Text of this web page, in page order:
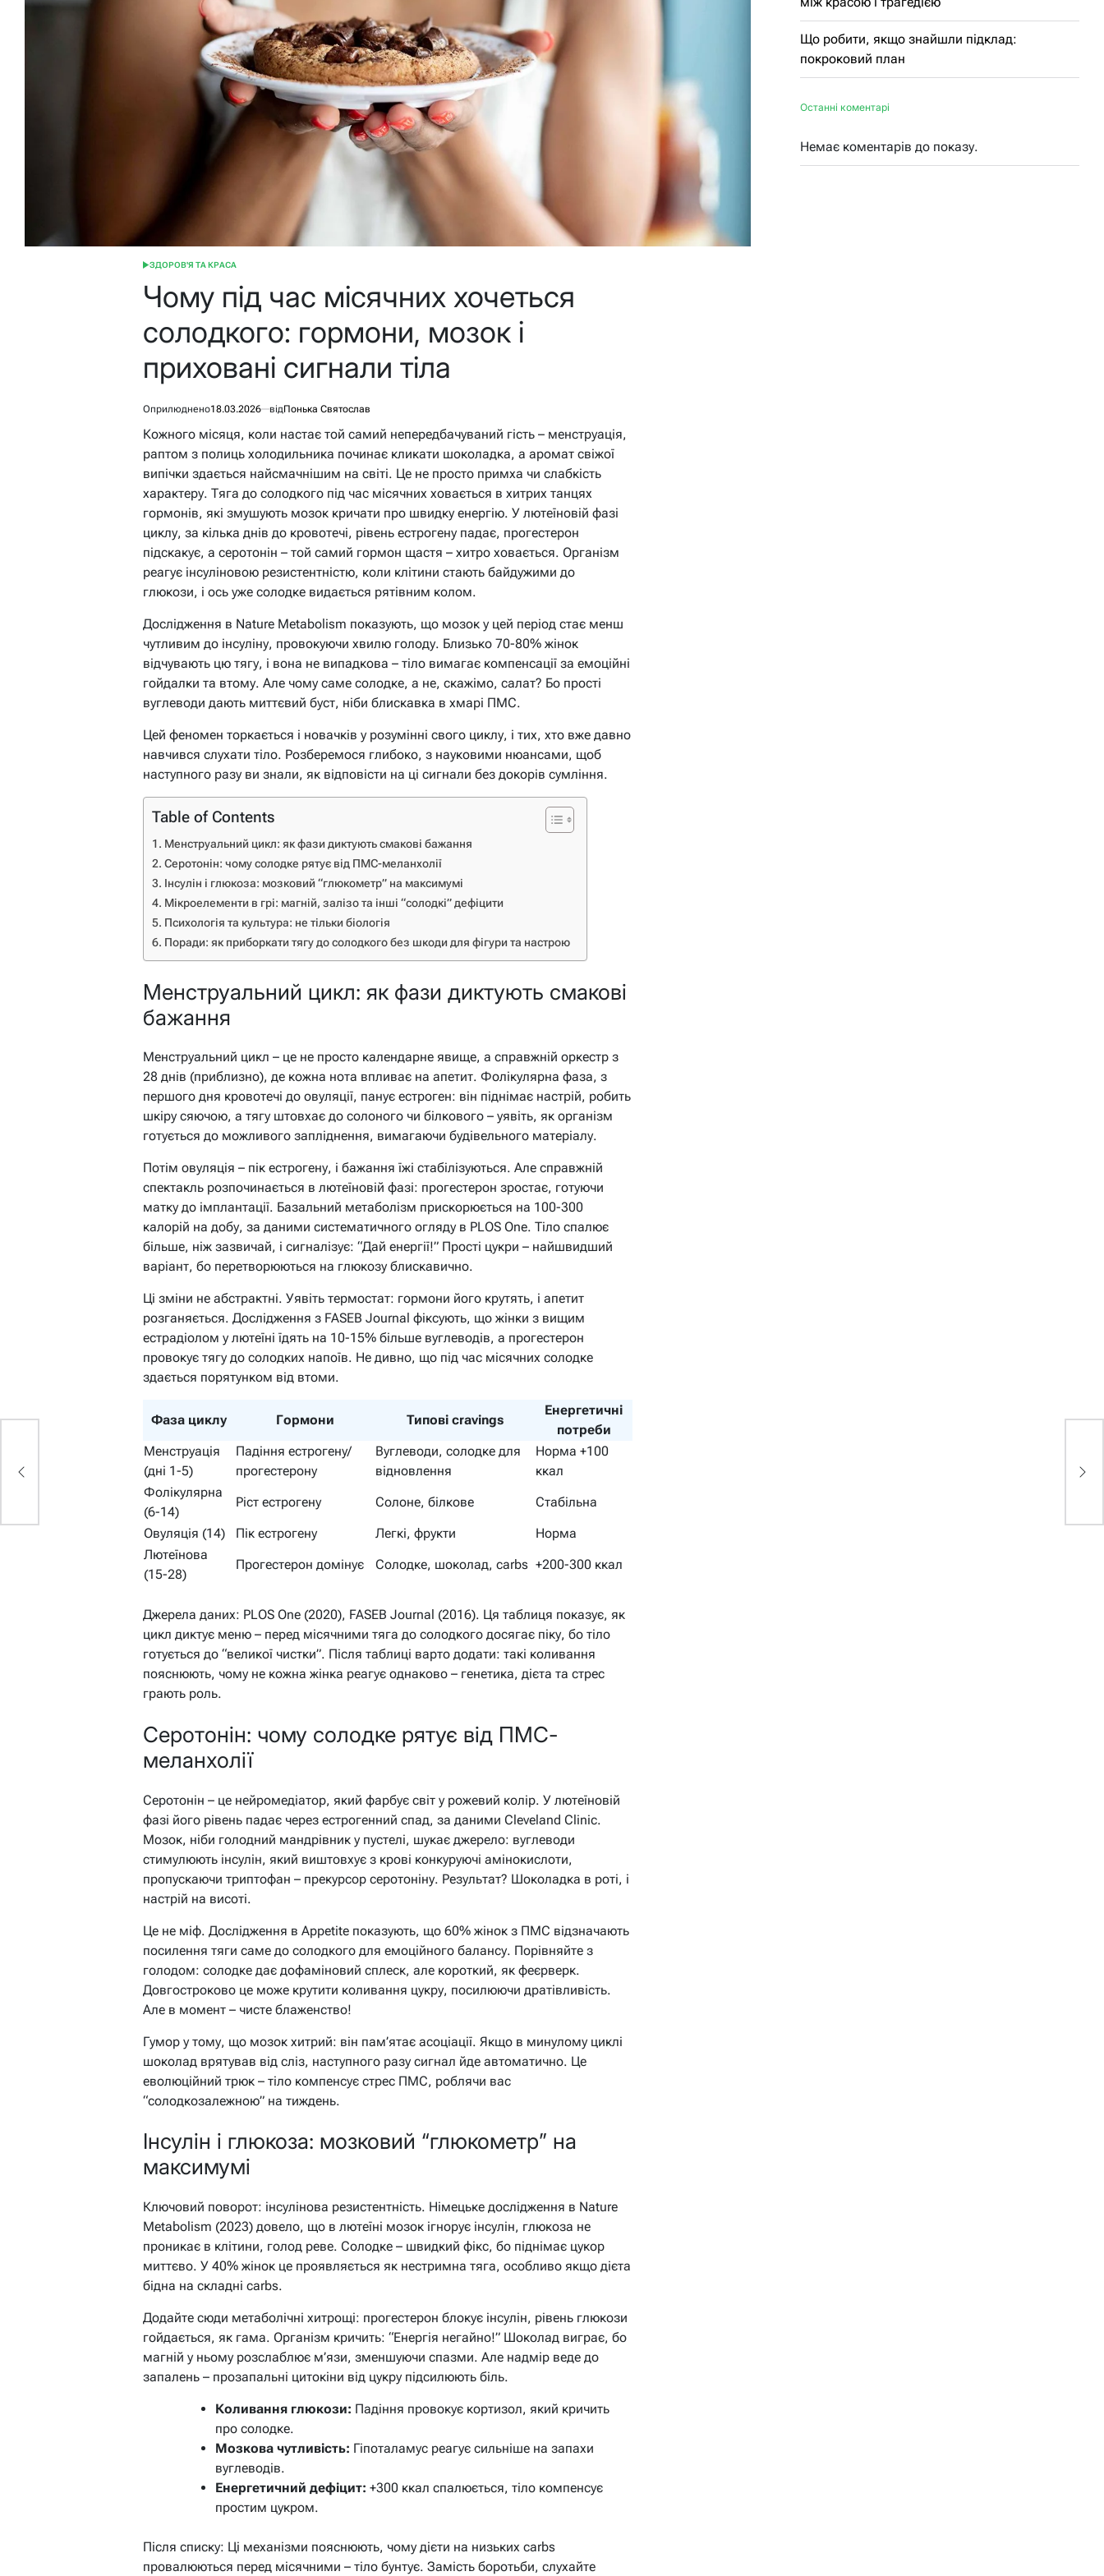
ОПУБЛІКУВАТИ
ЗДОРОВ'Я ТА КРАСА
Чому під час місячних хочеться
солодкого: гормони, мозок і
приховані сигнали тіла
Оприлюднено18.03.2026 відПонька Святослав
Кожного місяця, коли настає той самий непередбачуваний гість – менструація,
раптом з полиць холодильника починає кликати шоколадка, а аромат свіжої
випічки здається найсмачнішим на світі. Це не просто примха чи слабкість
характеру. Тяга до солодкого під час місячних ховається в хитрих танцях
гормонів, які змушують мозок кричати про швидку енергію. У лютеїновій фазі
циклу, за кілька днів до кровотечі, рівень естрогену падає, прогестерон
підскакує, а серотонін – той самий гормон щастя – хитро ховається. Організм
реагує інсуліновою резистентністю, коли клітини стають байдужими до
глюкози, і ось уже солодке видається рятівним колом.
Дослідження в Nature Metabolism показують, що мозок у цей період стає менш
чутливим до інсуліну, провокуючи хвилю голоду. Близько 70-80% жінок
відчувають цю тягу, і вона не випадкова – тіло вимагає компенсації за емоційні
гойдалки та втому. Але чому саме солодке, а не, скажімо, салат? Бо прості
вуглеводи дають миттєвий буст, ніби блискавка в хмарі ПМС.
Цей феномен торкається і новачків у розумінні свого циклу, і тих, хто вже давно
навчився слухати тіло. Розберемося глибоко, з науковими нюансами, щоб
наступного разу ви знали, як відповісти на ці сигнали без докорів сумління.
Table of Contents
Менструальний цикл: як фази диктують смакові бажання
Серотонін: чому солодке рятує від ПМС-меланхолії
Інсулін і глюкоза: мозковий “глюкометр” на максимумі
Мікроелементи в грі: магній, залізо та інші “солодкі” дефіцити
Психологія та культура: не тільки біологія
Поради: як приборкати тягу до солодкого без шкоди для фігури та настрою
Менструальний цикл: як фази диктують смакові
бажання
Менструальний цикл – це не просто календарне явище, а справжній оркестр з
28 днів (приблизно), де кожна нота впливає на апетит. Фолікулярна фаза, з
першого дня кровотечі до овуляції, панує естроген: він піднімає настрій, робить
шкіру сяючою, а тягу штовхає до солоного чи білкового – уявіть, як організм
готується до можливого запліднення, вимагаючи будівельного матеріалу.
Потім овуляція – пік естрогену, і бажання їжі стабілізуються. Але справжній
спектакль розпочинається в лютеїновій фазі: прогестерон зростає, готуючи
матку до імплантації. Базальний метаболізм прискорюється на 100-300
калорій на добу, за даними систематичного огляду в PLOS One. Тіло спалює
більше, ніж зазвичай, і сигналізує: “Дай енергії!” Прості цукри – найшвидший
варіант, бо перетворюються на глюкозу блискавично.
Ці зміни не абстрактні. Уявіть термостат: гормони його крутять, і апетит
розганяється. Дослідження з FASEB Journal фіксують, що жінки з вищим
естрадіолом у лютеїні їдять на 10-15% більше вуглеводів, а прогестерон
провокує тягу до солодких напоїв. Не дивно, що під час місячних солодке
здається порятунком від втоми.
Фаза циклу Гормони Типові cravings
Енергетичні
потреби
Менструація
(дні 1-5)
Падіння естрогену/
прогестерону
Вуглеводи, солодке для
відновлення
Норма +100
ккал
Фолікулярна
(6-14)
Ріст естрогену Солоне, білкове
Стабільна
Овуляція (14)
Пік естрогену Легкі, фрукти
Норма
Лютеїнова
(15-28)
Прогестерон домінує Солодке, шоколад, carbs +200-300 ккал
Джерела даних: PLOS One (2020), FASEB Journal (2016). Ця таблиця показує, як
цикл диктує меню – перед місячними тяга до солодкого досягає піку, бо тіло
готується до “великої чистки”. Після таблиці варто додати: такі коливання
пояснюють, чому не кожна жінка реагує однаково – генетика, дієта та стрес
грають роль.
Серотонін: чому солодке рятує від ПМС-
меланхолії
Серотонін – це нейромедіатор, який фарбує світ у рожевий колір. У лютеїновій
фазі його рівень падає через естрогенний спад, за даними Cleveland Clinic.
Мозок, ніби голодний мандрівник у пустелі, шукає джерело: вуглеводи
стимулюють інсулін, який виштовхує з крові конкуруючі амінокислоти,
пропускаючи триптофан – прекурсор серотоніну. Результат? Шоколадка в роті, і
настрій на висоті.
Це не міф. Дослідження в Appetite показують, що 60% жінок з ПМС відзначають
посилення тяги саме до солодкого для емоційного балансу. Порівняйте з
голодом: солодке дає дофаміновий сплеск, але короткий, як феєрверк.
Довгостроково це може крутити коливання цукру, посилюючи дратівливість.
Але в момент – чисте блаженство!
Гумор у тому, що мозок хитрий: він пам’ятає асоціації. Якщо в минулому циклі
шоколад врятував від сліз, наступного разу сигнал йде автоматично. Це
еволюційний трюк – тіло компенсує стрес ПМС, роблячи вас
“солодкозалежною” на тиждень.
Інсулін і глюкоза: мозковий “глюкометр” на
максимумі
Ключовий поворот: інсулінова резистентність. Німецьке дослідження в Nature
Metabolism (2023) довело, що в лютеїні мозок ігнорує інсулін, глюкоза не
проникає в клітини, голод реве. Солодке – швидкий фікс, бо піднімає цукор
миттєво. У 40% жінок це проявляється як нестримна тяга, особливо якщо дієта
бідна на складні carbs.
Додайте сюди метаболічні хитрощі: прогестерон блокує інсулін, рівень глюкози
гойдається, як гама. Організм кричить: “Енергія негайно!” Шоколад виграє, бо
магній у ньому розслаблює м’язи, зменшуючи спазми. Але надмір веде до
запалень – прозапальні цитокіни від цукру підсилюють біль.
Коливання глюкози: Падіння провокує кортизол, який кричить
про солодке.
Мозкова чутливість: Гіпоталамус реагує сильніше на запахи
вуглеводів.
Енергетичний дефіцит: +300 ккал спалюється, тіло компенсує
простим цукром.
Після списку: Ці механізми пояснюють, чому дієти на низьких carbs
провалюються перед місячними – тіло бунтує. Замість боротьби, слухайте
Що робити, якщо знайшли підклад:
покроковий план
Останні коментарі
Немає коментарів до показу.